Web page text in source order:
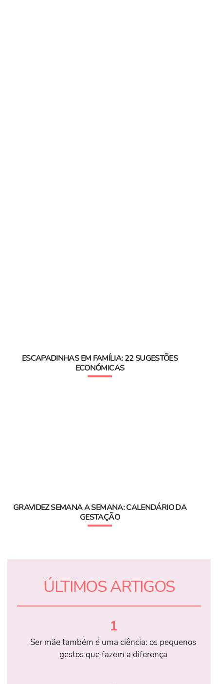
ESCAPADINHAS EM FAMÍLIA: 22 SUGESTÕES
ECONÓMICAS
GRAVIDEZ SEMANA A SEMANA: CALENDÁRIO DA
GESTAÇÃO
ÚLTIMOS ARTIGOS
1
Ser mãe também é uma ciência: os pequenos
gestos que fazem a diferença